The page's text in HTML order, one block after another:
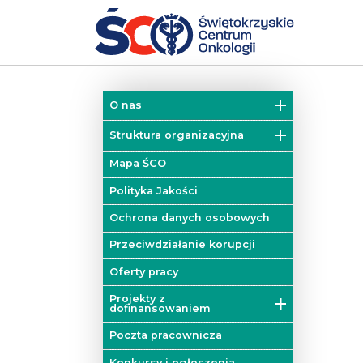
O nas
Misja
Historia
Władze
Struktura organizacyjna
Działy
Kliniki
Zakłady
Colorectal Cancer Unit
Blok operacyjny
Mobilna Pracownia Badań
Diagnostycznych
Poradnie
Mapa ŚCO
Polityka Jakości
Ochrona danych osobowych
Przeciwdziałanie korupcji
Oferty pracy
Projekty z
dofinansowaniem
Projekty unijne
Poczta pracownicza